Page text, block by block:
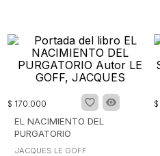
$ 170.000
EL NACIMIENTO DEL
PURGATORIO
JACQUES LE GOFF
$